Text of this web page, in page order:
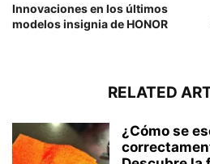
Innovaciones en los últimos
modelos insignia de HONOR
RELATED
¿Cómo se